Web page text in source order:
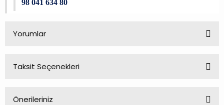
98 041 634 80
Yorumlar
Taksit Seçenekleri
Önerileriniz